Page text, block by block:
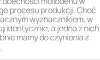
procesu produkcji. Choć
wyznacznikiem, w
identycznie, a jedna z nich
mamy do czynienia z